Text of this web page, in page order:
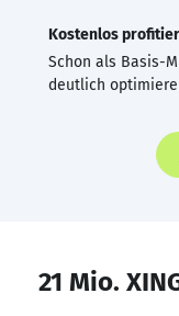
Kostenlos
Schon als Basis-
deutlich
21 Mio.